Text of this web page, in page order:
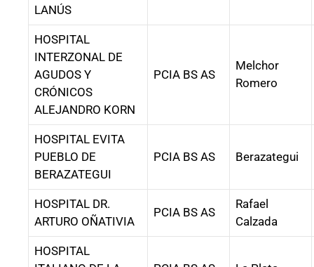
LANÚS
HOSPITAL
INTERZONAL DE
AGUDOS Y
CRÓNICOS
ALEJANDRO KORN
PCIA BS AS
Melchor
Romero
HOSPITAL EVITA
PUEBLO DE
BERAZATEGUI
PCIA BS AS Berazategui
HOSPITAL DR.
ARTURO OÑATIVIA
PCIA BS AS
Rafael
Calzada
HOSPITAL